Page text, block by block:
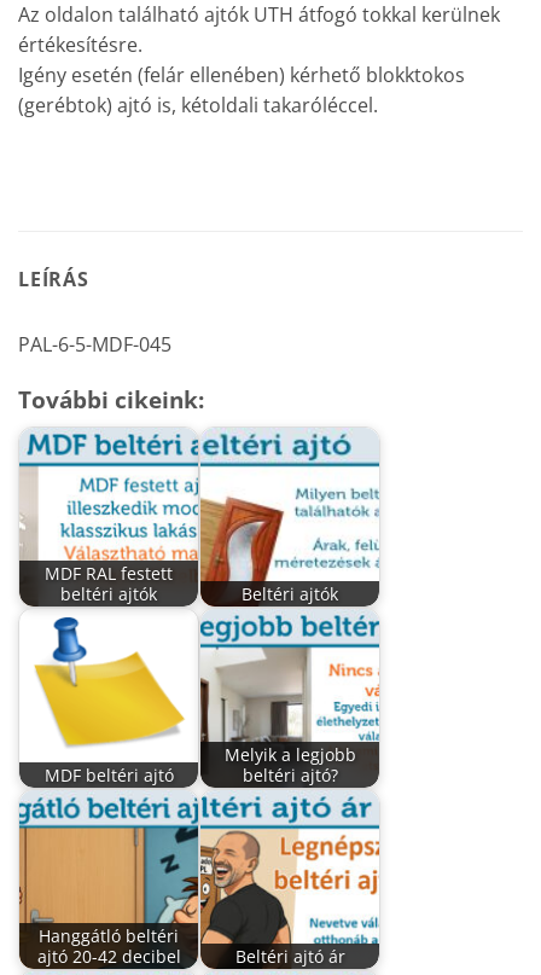
Az oldalon található ajtók UTH átfogó tokkal kerülnek
értékesítésre.
Igény esetén (felár ellenében) kérhető blokktokos
(gerébtok) ajtó is, kétoldali takaróléccel.
LEÍRÁS
PAL-6-5-MDF-045
További cikeink:
MDF RAL festett
beltéri ajtók
Beltéri ajtók
MDF beltéri ajtó
Melyik a legjobb
beltéri ajtó?
Hanggátló beltéri
ajtó 20-42 decibel
Beltéri ajtó ár